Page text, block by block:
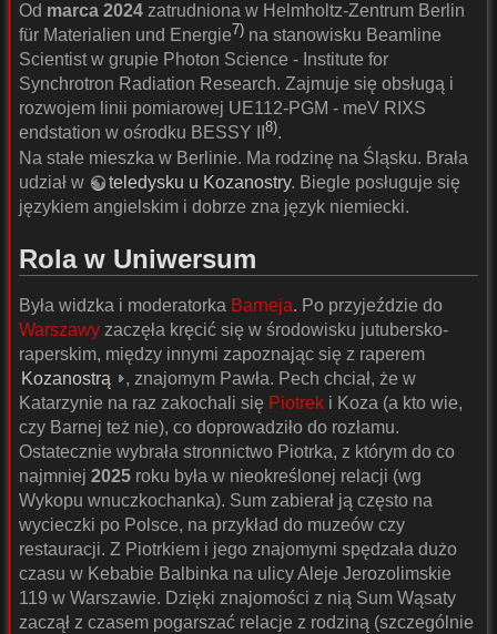
Od marca 2024 zatrudniona w Helmholtz-Zentrum Berlin
für Materialien und Energie7) na stanowisku Beamline
Scientist w grupie Photon Science - Institute for
Synchrotron Radiation Research. Zajmuje się obsługą i
rozwojem linii pomiarowej UE112-PGM - meV RIXS
endstation w ośrodku BESSY II 8).
Na stałe mieszka w Berlinie. Ma rodzinę na Śląsku. Brała
udział w
teledysku u Kozanostry. Biegle posługuje się
językiem angielskim i dobrze zna język niemiecki.
Rola w Uniwersum
Była widzka i moderatorka Barneja. Po przyjeździe do
Warszawy zaczęła kręcić się w środowisku jutubersko-
raperskim, między innymi zapoznając się z raperem
Kozanostrą
, znajomym Pawła. Pech chciał, że w
Katarzynie na raz zakochali się Piotrek i Koza (a kto wie,
czy Barnej też nie), co doprowadziło do rozłamu.
Ostatecznie wybrała stronnictwo Piotrka, z którym do co
najmniej 2025 roku była w nieokreślonej relacji (wg
Wykopu wnuczkochanka). Sum zabierał ją często na
wycieczki po Polsce, na przykład do muzeów czy
restauracji. Z Piotrkiem i jego znajomymi spędzała dużo
czasu w Kebabie Balbinka na ulicy Aleje Jerozolimskie
119 w Warszawie. Dzięki znajomości z nią Sum Wąsaty
zaczął z czasem pogarszać relacje z rodziną (szczególnie